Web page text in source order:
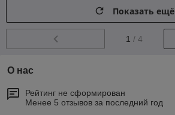
Показать ещё
1 / 4
О нас
Рейтинг не сформирован
Менее 5 отзывов за последний год